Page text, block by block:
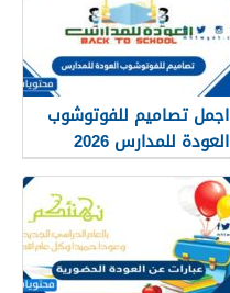
اجمل تصاميم للفوتوشوب
العودة للمدارس 2026